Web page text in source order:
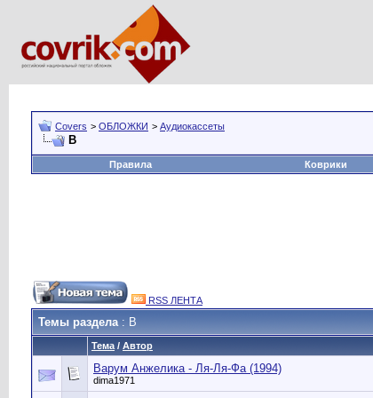
Covers > ОБЛОЖКИ > Аудиокассеты
В
Правила
Коврики
RSS ЛЕНТА
Темы раздела: В
Тема / Автор
Варум Анжелика - Ля-Ля-Фа (1994)
dima1971